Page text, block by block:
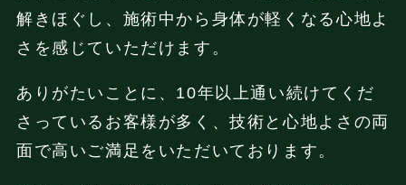
解きほぐし、施術中から身体が軽くなる心地よ
さを感じていただけます。
ありがたいことに、10年以上通い続けてくだ
さっているお客様が多く、技術と心地よさの両
面で高いご満足をいただいております。